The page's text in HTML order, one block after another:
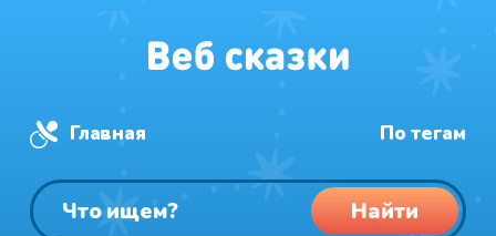
Главная По тегам
Найти